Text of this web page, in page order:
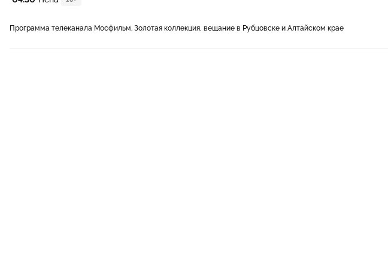
Программа телеканала Мосфильм. Золотая коллекция, вещание в Рубцовске и Алтайском крае